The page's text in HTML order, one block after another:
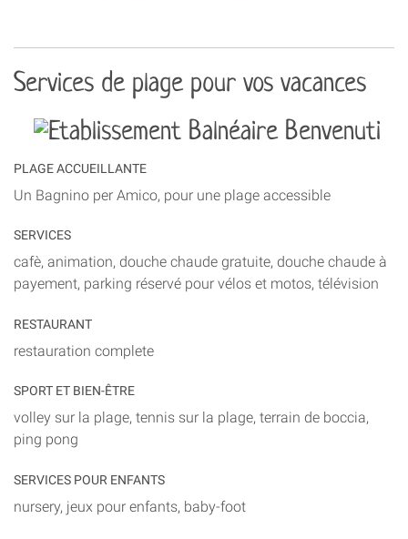
Services de plage pour vos vacances
PLAGE ACCUEILLANTE
Un Bagnino per Amico, pour une plage accessible
SERVICES
cafè, animation, douche chaude gratuite, douche chaude à
payement, parking réservé pour vélos et motos, télévision
RESTAURANT
restauration complete
SPORT ET BIEN-ÊTRE
volley sur la plage, tennis sur la plage, terrain de boccia,
ping pong
SERVICES POUR ENFANTS
nursery, jeux pour enfants, baby-foot